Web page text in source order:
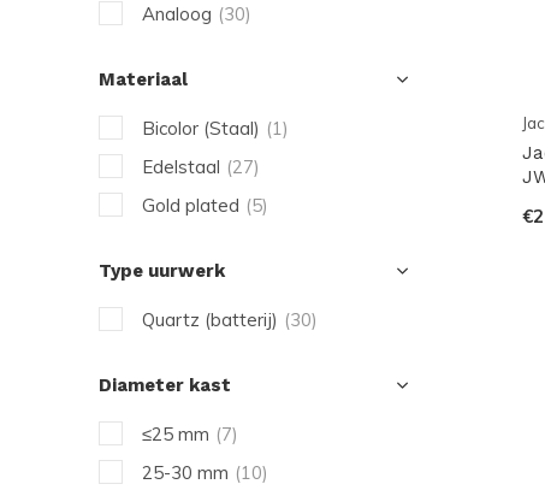
Analoog (30)
Materiaal
Bicolor (Staal) (1)
Edelstaal (27)
Gold plated (5)
Type uurwerk
Quartz (batterij) (30)
Diameter kast
≤25 mm (7)
25-30 mm (10)